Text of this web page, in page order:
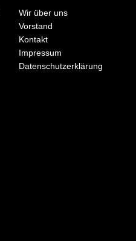
Wir über uns
Vorstand
Kontakt
Impressum
Datenschutzerklärung